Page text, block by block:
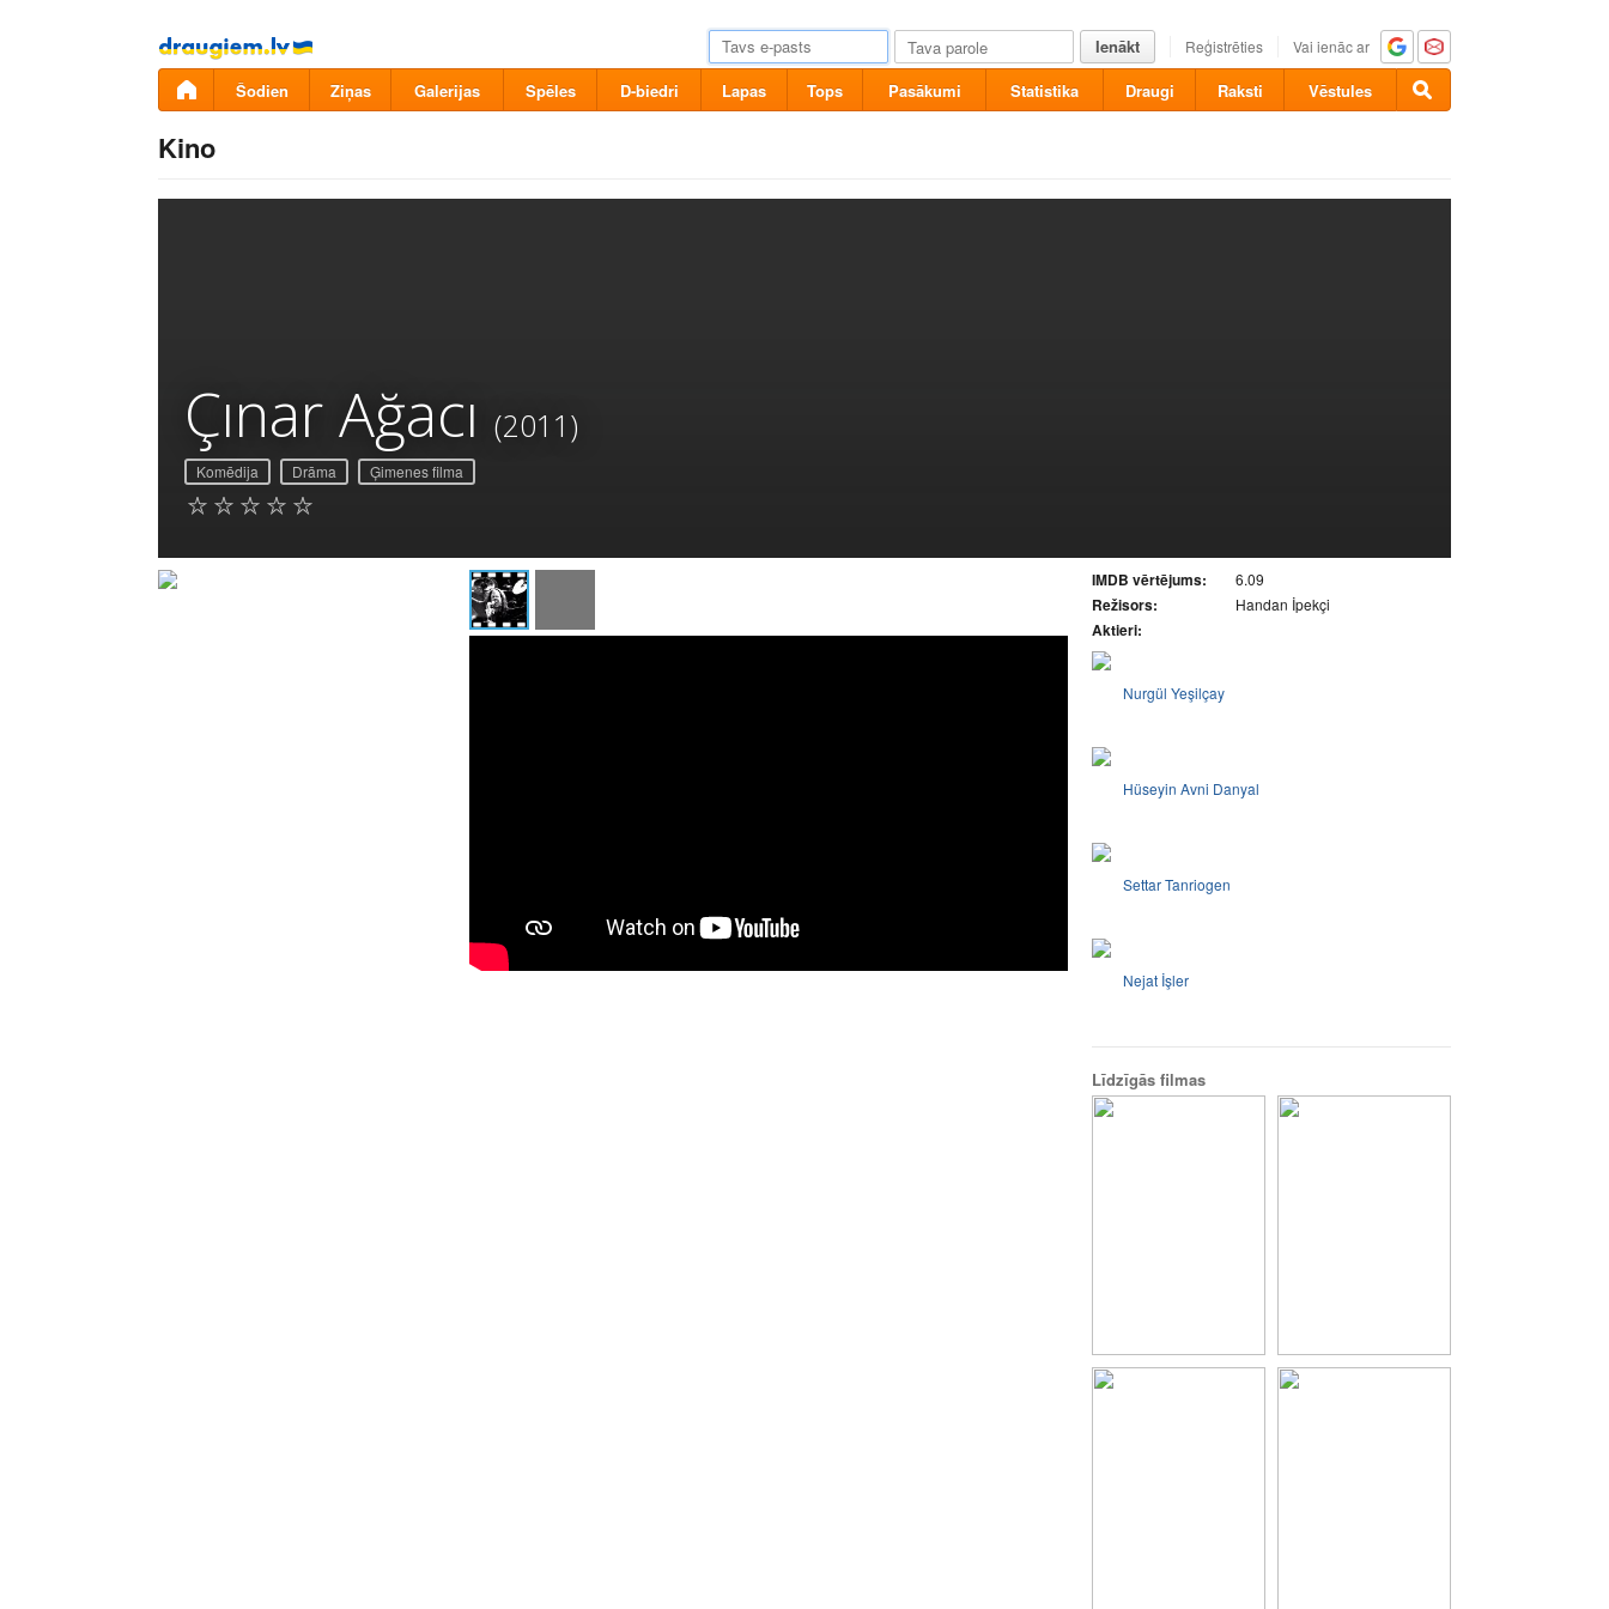
Pāriet
uz
saturu
Ienākt Reģistrēties Vai ienāc ar
Šodien Ziņas Galerijas Spēles D-biedri Lapas Tops Pasākumi Statistika Draugi Raksti Vēstules
Kino
Çınar Ağacı (2011)
Komēdija Drāma Ģimenes filma
IMDB vērtējums: 6.09
Režisors: Handan İpekçi
Aktieri:
Nurgül Yeşilçay
Hüseyin Avni Danyal
Settar Tanriogen
Nejat İşler
Līdzīgās filmas